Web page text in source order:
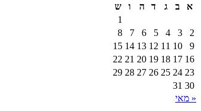
א
ב ג ד ה ו
ש
1
2
3
4
5
6
7
8
9
10
11
12
13
14
15
16
17
18
19
20
21
22
23
24
25
26
27
28
29
30
31
« מאי